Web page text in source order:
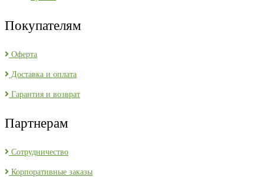
Покупателям
Оферта
Доставка и оплата
Гарантия и возврат
Партнерам
Сотрудничество
Корпоративные заказы